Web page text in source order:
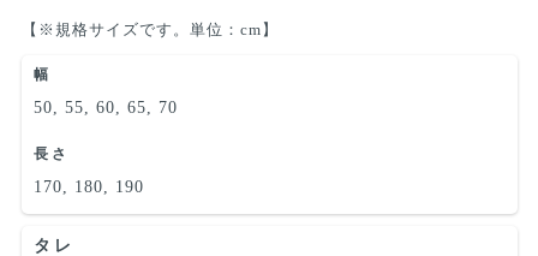
【※規格サイズです。単位：cm】
幅
50, 55, 60, 65, 70
長さ
170, 180, 190
タレ